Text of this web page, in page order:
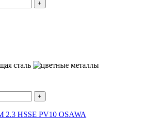
+
+
2.3 HSSE PV10 OSAWA